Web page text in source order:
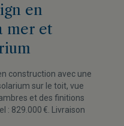
en
mer et
construction avec une
sur le toit, vue
et des finitions
: 829.000 €. Livraison